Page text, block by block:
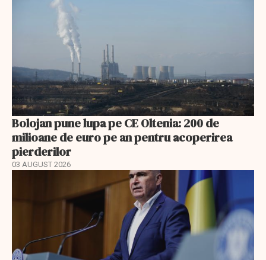
Bolojan pune lupa pe CE Oltenia: 200 de
milioane de euro pe an pentru acoperirea
pierderilor
03 AUGUST 2026